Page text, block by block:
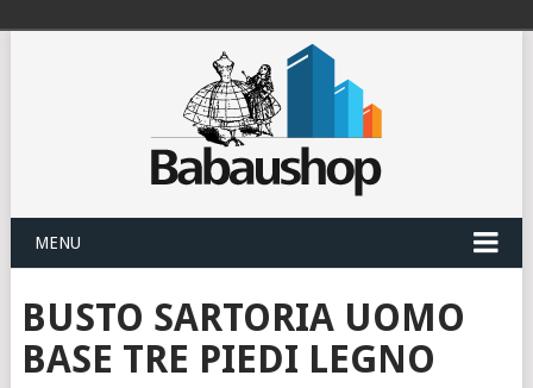
MENU
BUSTO SARTORIA UOMO
BASE TRE PIEDI LEGNO